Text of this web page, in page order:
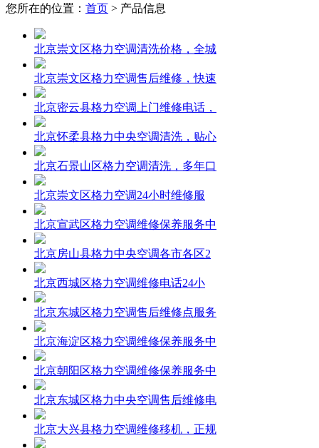
您所在的位置： 首页 > 产品信息
北京崇文区格力空调清洗价格，全城
北京崇文区格力空调售后维修，快速
北京密云县格力空调上门维修电话，
北京怀柔县格力中央空调清洗，贴心
北京石景山区格力空调清洗，多年口
北京崇文区格力空调24小时维修服
北京宣武区格力空调维修保养服务中
北京房山县格力中央空调各市各区2
北京西城区格力空调维修电话24小
北京东城区格力空调售后维修点服务
北京海淀区格力空调维修保养服务中
北京朝阳区格力空调维修保养服务中
北京东城区格力中央空调售后维修电
北京大兴县格力空调维修移机，正规